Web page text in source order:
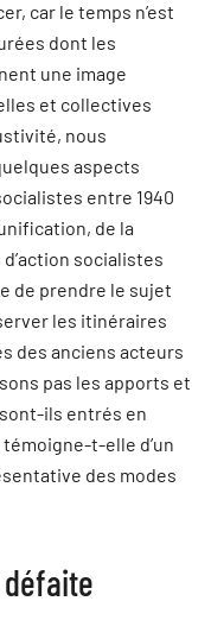
car le temps n’est
dont les
une image
et collectives
nous
aspects
entre 1940
de la
socialistes
de prendre le sujet
les itinéraires
des anciens acteurs
pas les apports et
ils entrés en
t-elle d’un
des modes